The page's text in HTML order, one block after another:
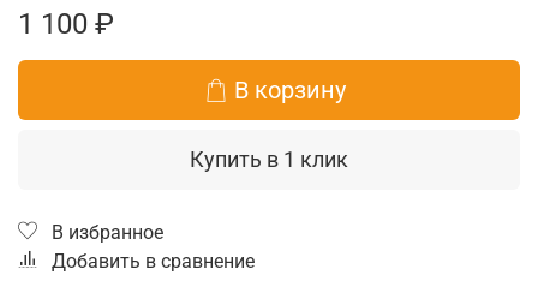
1 100 ₽
В корзину
Купить в 1 клик
В избранное
Добавить в сравнение